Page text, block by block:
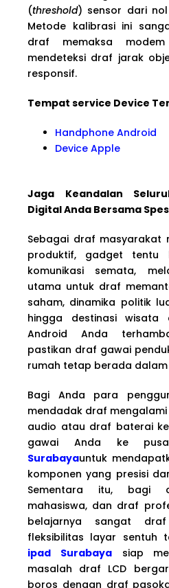
(threshold) sensor dari
Metode kalibrasi ini
draf memaksa
mendeteksi draf jarak
responsif.
Tempat service Device
Handphone Android
Device Apple
Jaga Keandalan
Digital Anda Bersama
Sebagai draf masyarakat
produktif, gadget tentu
komunikasi semata,
utama untuk draf
saham, dinamika politik
hingga destinasi wisata
Android Anda
pastikan draf gawai
rumah tetap berada dalam
Bagi Anda para
mendadak draf
audio atau draf baterai
gawai Anda ke
Surabayauntuk
komponen yang presisi
Sementara itu, bagi
mahasiswa, dan draf
belajarnya sangat
fleksibilitas layar sentuh
ipad Surabayasiap
masalah draf LCD
boros dengan draf